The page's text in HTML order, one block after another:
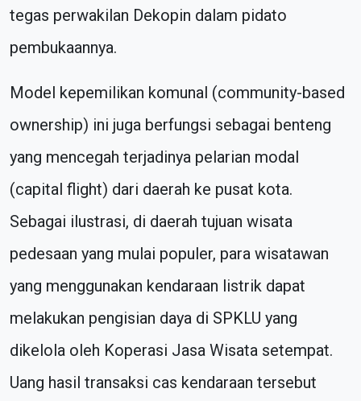
tegas perwakilan Dekopin dalam pidato
pembukaannya.
Model kepemilikan komunal (community-based
ownership) ini juga berfungsi sebagai benteng
yang mencegah terjadinya pelarian modal
(capital flight) dari daerah ke pusat kota.
Sebagai ilustrasi, di daerah tujuan wisata
pedesaan yang mulai populer, para wisatawan
yang menggunakan kendaraan listrik dapat
melakukan pengisian daya di SPKLU yang
dikelola oleh Koperasi Jasa Wisata setempat.
Uang hasil transaksi cas kendaraan tersebut